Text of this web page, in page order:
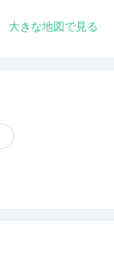
大きな地図で見る